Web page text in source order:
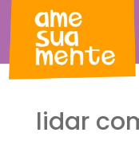
lidar